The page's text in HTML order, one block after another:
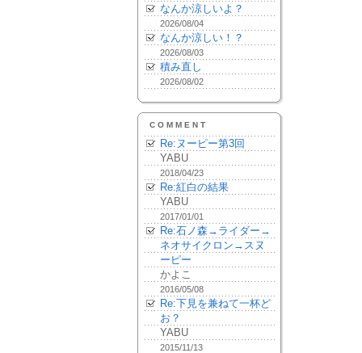
なんか涼しいよ？
2026/08/04
なんか涼しい！？
2026/08/03
積み直し
2026/08/02
COMMENT
Re:ヌーピー第3回
YABU
2018/04/23
Re:紅白の結果
YABU
2017/01/01
Re:石ノ森→ライダー→
ネオサイクロン→スヌ
ーピー
かよこ
2016/05/08
Re:下見を兼ねて一杯ど
お？
YABU
2015/11/13